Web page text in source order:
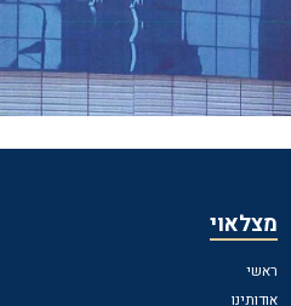
מצלאוי
ראשי
אודותינו